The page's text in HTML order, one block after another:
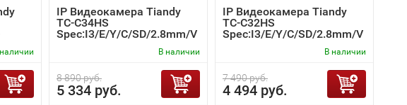
IP Видеокамера Tiandy
TC-C34HS
Spec:I3/E/Y/C/SD/2.8mm/V
В наличии
8 890 руб.
5 334 руб.
IP Видеокамера Tiandy
TC-C32HS
Spec:I3/E/Y/C/SD/2.8mm/V
В наличии
7 490 руб.
4 494 руб.